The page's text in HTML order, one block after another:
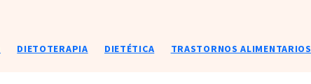
DIETOTERAPIA DIETÉTICA TRASTORNOS ALIMENTARIOS